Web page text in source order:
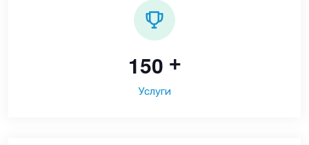
150 +
Услуги